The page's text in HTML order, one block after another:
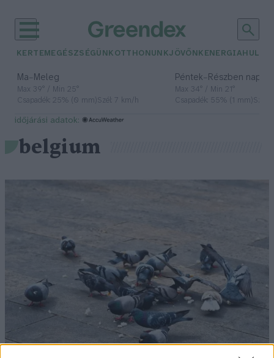
KERTEM EGÉSZSÉGÜNK OTTHONUNKJÖVŐNK ENERGIA
Ma– Meleg
Max 39° / Min 25°
Csapadék: 25% (0 mm)Szél: 7 km/h
Péntek– Részben
Max 34° / Min 21°
Csapadék: 55% (1 mm)Szél:
időjárási adatok:
belgium